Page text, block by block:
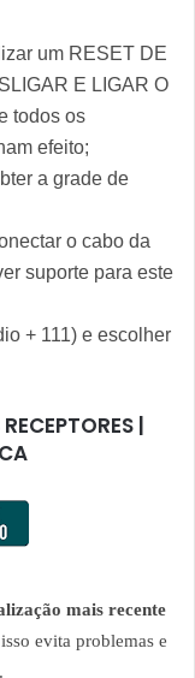
um RESET DE
E LIGAR O
todos os
efeito;
a grade de
o cabo da
suporte para este
+ 111) e escolher
|
mais recente
evita problemas e
.